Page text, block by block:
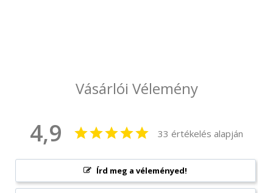
Vásárlói Vélemény
4,9 33 értékelés alapján
Írd meg a véleményed!